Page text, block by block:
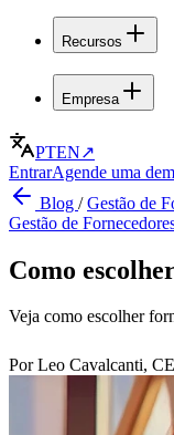
Recursos
Empresa
PTEN↗
EntrarAgende uma
Blog /Gestão de
Gestão de
Como
Veja como escolher
Por Leo Cavalcanti,